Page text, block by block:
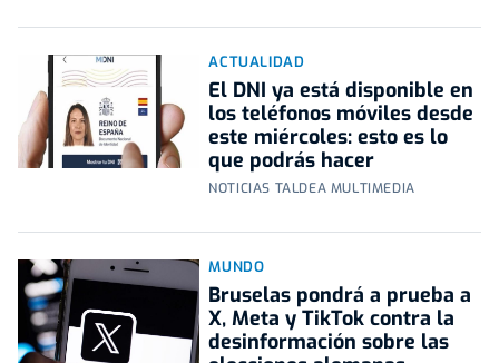
ACTUALIDAD
El DNI ya está disponible en
los teléfonos móviles desde
este miércoles: esto es lo
que podrás hacer
NOTICIAS TALDEA MULTIMEDIA
MUNDO
Bruselas pondrá a prueba a
X, Meta y TikTok contra la
desinformación sobre las